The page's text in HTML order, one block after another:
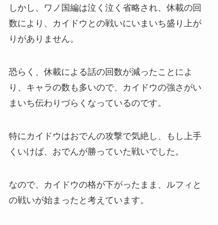
しかし、ワノ国編は泣く泣く省略され、休載の回
数により、カイドウとの戦いにいまいち盛り上が
りがありません。
恐らく、休載による話の回数が減ったことによ
り、キャラの数も多いので、カイドウの強さがい
まいち伝わりづらくなっているのです。
特にカイドウはおでんの攻撃で気絶し、もし上手
くいけば、おでんが勝っていた戦いでした。
なので、カイドウの格が下がったまま、ルフィと
の戦いが始まったと考えています。